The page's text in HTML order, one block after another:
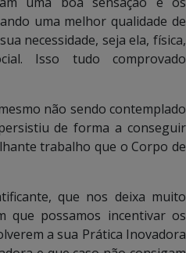
uma melhor qualidade de
necessidade, seja ela, física,
Isso tudo comprovado
não sendo contemplado
de forma a conseguir
trabalho que o Corpo de
que nos deixa muito
que possamos incentivar os
a sua Prática Inovadora